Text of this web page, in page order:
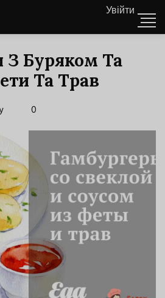
Увійти
З Буряком Та
Та Трав
0